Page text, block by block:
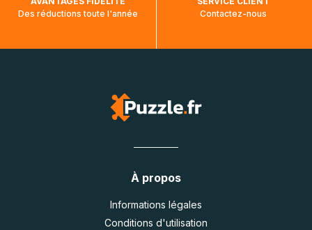
Des réductions toute l'année
Contactez-nous
À propos
Informations légales
Conditions d'utilisation